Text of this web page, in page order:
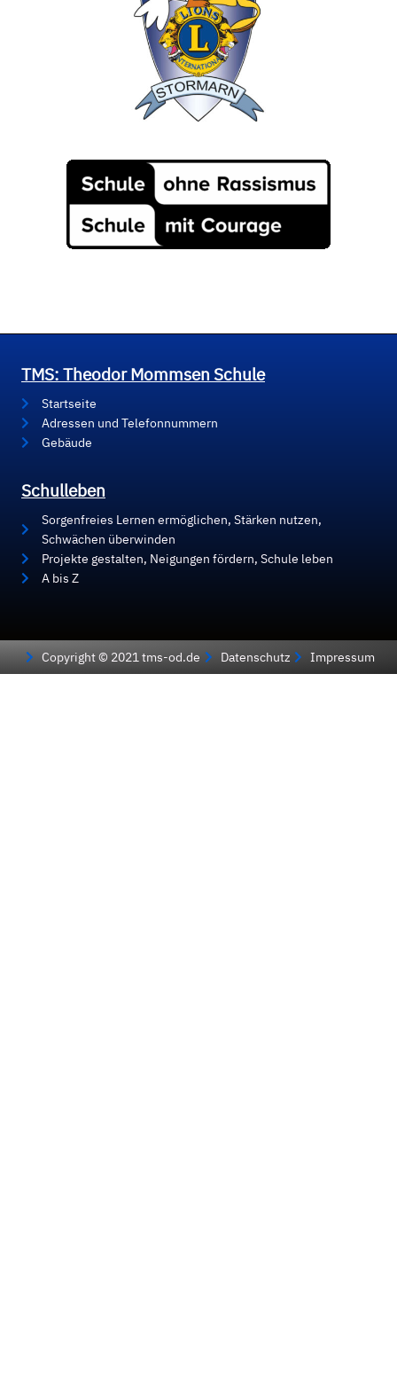
TMS: Theodor Mommsen Schule
Startseite
Adressen und Telefonnummern
Gebäude
Schulleben
Sorgenfreies Lernen ermöglichen, Stärken nutzen,
Schwächen überwinden
Projekte gestalten, Neigungen fördern, Schule leben
A bis Z
Copyright © 2021 tms-od.de Datenschutz Impressum